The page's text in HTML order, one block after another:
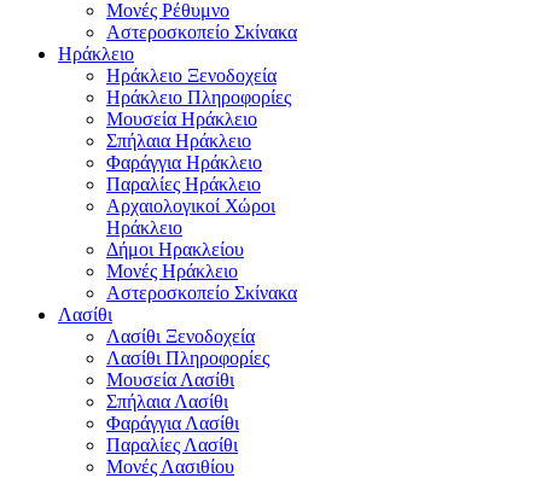
Μονές Ρέθυμνο
Αστεροσκοπείο Σκίνακα
Ηράκλειο
Ηράκλειο Ξενοδοχεία
Ηράκλειο Πληροφορίες
Μουσεία Ηράκλειο
Σπήλαια Ηράκλειο
Φαράγγια Ηράκλειο
Παραλίες Ηράκλειο
Αρχαιολογικοί Χώροι
Ηράκλειο
Δήμοι Ηρακλείου
Μονές Ηράκλειο
Αστεροσκοπείο Σκίνακα
Λασίθι
Λασίθι Ξενοδοχεία
Λασίθι Πληροφορίες
Μουσεία Λασίθι
Σπήλαια Λασίθι
Φαράγγια Λασίθι
Παραλίες Λασίθι
Μονές Λασιθίου